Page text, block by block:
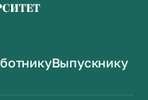
Выпускнику